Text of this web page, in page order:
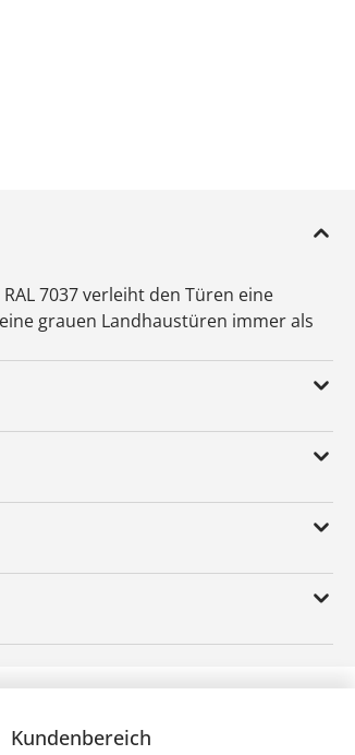
7037 verleiht den Türen eine
grauen Landhaustüren immer als
Kundenbereich